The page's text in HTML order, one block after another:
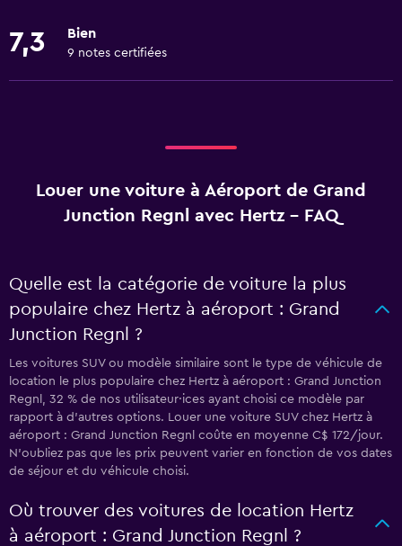
7,3 Bien
9 notes certifiées
Louer une voiture à Aéroport de Grand
Junction Regnl avec Hertz - FAQ
Quelle est la catégorie de voiture la plus
populaire chez Hertz à aéroport : Grand
Junction Regnl ?
Les voitures SUV ou modèle similaire sont le type de véhicule de
location le plus populaire chez Hertz à aéroport : Grand Junction
Regnl, 32 % de nos utilisateur·ices ayant choisi ce modèle par
rapport à d’autres options. Louer une voiture SUV chez Hertz à
aéroport : Grand Junction Regnl coûte en moyenne C$ 172/jour.
N'oubliez pas que les prix peuvent varier en fonction de vos dates
de séjour et du véhicule choisi.
Où trouver des voitures de location Hertz
à aéroport : Grand Junction Regnl ?